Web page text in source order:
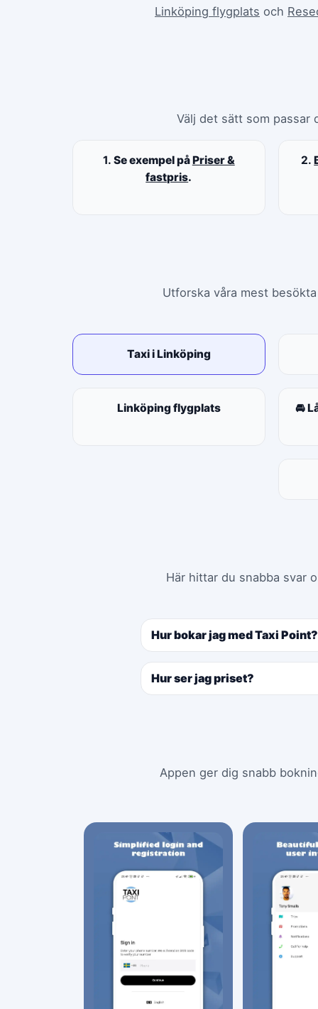
Linköping flygplats och
Välj det sätt som passar
1. Se exempel påPriser &
fastpris.
2.
Utforska våra mest
Taxi i Linköping
Linköping flygplats 🚘
Här hittar du snabba svar
Hur bokar jag med Taxi Point?
Hur ser jag priset?
Appen ger dig snabb